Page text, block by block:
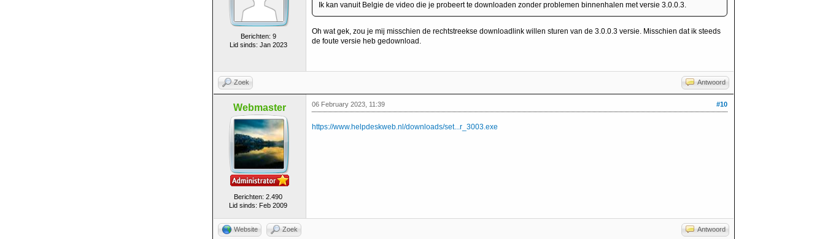
Berichten: 9
Lid sinds: Jan 2023
Ik kan vanuit Belgie de video die je probeert te downloaden zonder problemen binnenhalen met versie 3.0.0.3.
Oh wat gek, zou je mij misschien de rechtstreekse downloadlink willen sturen van de 3.0.0.3 versie. Misschien dat ik steeds
de foute versie heb gedownload.
Zoek Antwoord
Webmaster
Berichten: 2.490
Lid sinds: Feb 2009
#10
06 February 2023, 11:39
https://www.helpdeskweb.nl/downloads/set...r_3003.exe
Website Zoek Antwoord